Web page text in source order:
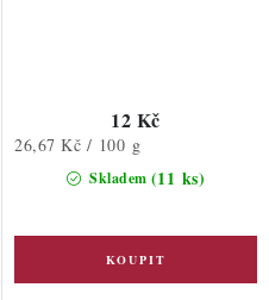
Skladem (11 ks)
12 Kč
Měrná
26,67 Kč / 100 g